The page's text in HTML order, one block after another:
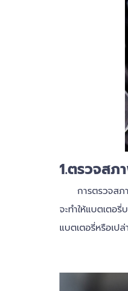
1.ตรวจสภ
การตรวจสภาพ
จะทำให้แบตเตอ
แบตเตอรี่หรือเป